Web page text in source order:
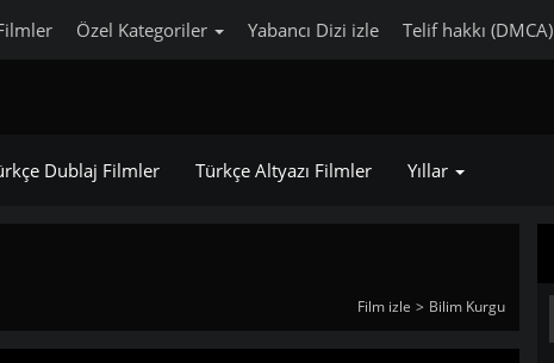
Özel Kategoriler Yabancı Dizi izle Telif hakkı (DMCA)
Dublaj Filmler Türkçe Altyazı Filmler Yıllar
Film izle Bilim Kurgu